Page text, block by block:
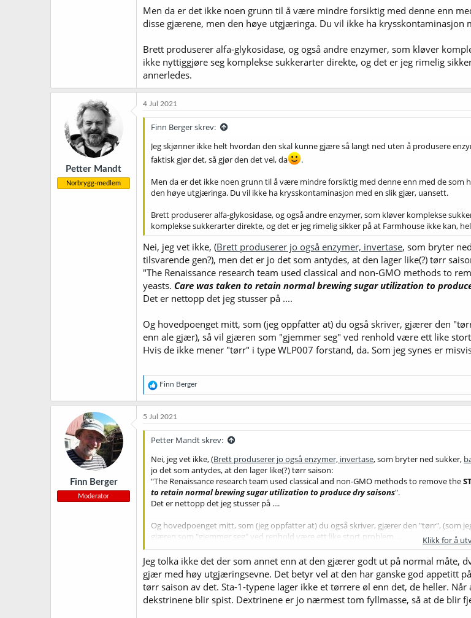
Men da er det ikke noen grunn til å være mindre forsiktig med denne enn
disse gjærene, men den høye utgjæringa. Du vil ikke ha krysskontaminasjon
Brett produserer alfa-glykosidase, og også andre enzymer, som kløver
ikke nyttiggjøre seg komplekse sukkerarter direkte, og det er jeg rimelig
annerledes.
Petter Mandt
Norbrygg-medlem
4 Jul 2021
Finn Berger skrev:
Jeg skjønner ikke helt hvordan den skal kunne gjære så langt ned uten å produsere
faktisk gjør det, så gjør den det vel, da
.
Men da er det ikke noen grunn til å være mindre forsiktig med denne enn med de som
den høye utgjæringa. Du vil ikke ha krysskontaminasjon med en slik gjær, uansett.
Brett produserer alfa-glykosidase, og også andre enzymer, som kløver komplekse
komplekse sukkerarter direkte, og det er jeg rimelig sikker på at Farmhouse ikke kan,
Nei, jeg vet ikke, (Brett produserer jo også enzymer, invertase, som bryter
tilsvarende gen?), men det er jo det som antydes, at den lager like(?) tørr
"The Renaissance research team used classical and non-GMO methods to
yeasts. Care was taken to retain normal brewing sugar utilization to
Det er nettopp det jeg stusser på ....
Og hovedpoenget mitt, som (jeg oppfatter at) du også skriver, gjærer den
enn ale gjær), så vil gjæren som "gjemmer seg" ved renhold være ett like
Hvis de ikke mener "tørr" i type WLP007 forstand, da. Som jeg synes er
R
e
a
k
j
o
e
r
:
Finn Berger
Finn Berger
Moderator
5 Jul 2021
Petter Mandt skrev:
Nei, jeg vet ikke, (Brett produserer jo også enzymer, invertase, som bryter ned sukker,
jo det som antydes, at den lager like(?) tørr saison:
"The Renaissance research team used classical and non-GMO methods to remove the
to retain normal brewing sugar utilization to produce dry saisons".
Det er nettopp det jeg stusser på ....
Og hovedpoenget mitt, som (jeg oppfatter at) du også skriver, gjærer den "tørr", (som
gjæren som "gjemmer seg" ved renhold være ett like stort problem ...
Hvis de ikke mener "tørr" i type WLP007 forstand, da. Som jeg synes er misvisende.
Klikk for å
Jeg tolka ikke det der som annet enn at den gjærer godt ut på normal måte,
gjær med høy utgjæringsevne. Det betyr vel at den har ganske god appetitt
tørr saison av det. Sta-1-typene lager ikke et tørrere øl enn det, de heller.
dekstrinene blir spist. Dextrinene er jo nærmest tom fyllmasse, så at de blir